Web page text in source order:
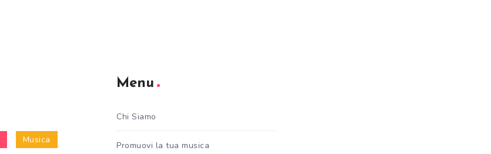
Musica
Menu
Chi Siamo
Promuovi la tua musica